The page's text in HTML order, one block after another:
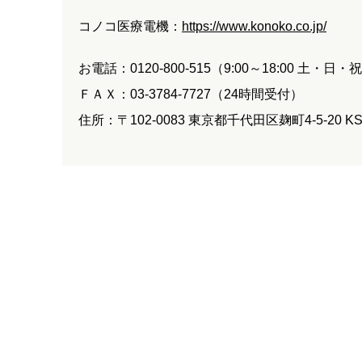
コノコ医療電機： https://www.konoko.co.jp/
お電話：0120-800-515（9:00～18:00 土・日・祝
ＦＡＸ：03-3784-7727（24時間受付）
住所：〒102-0083 東京都千代田区麹町4-5-20